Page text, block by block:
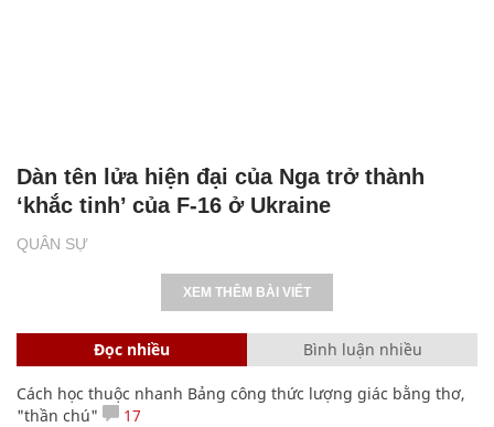
QUÂN SỰ
Dàn tên lửa hiện đại của Nga trở thành
‘khắc tinh’ của F-16 ở Ukraine
XEM THÊM BÀI VIẾT
Đọc nhiều Bình luận nhiều
Cách học thuộc nhanh Bảng công thức lượng giác bằng thơ,
"thần chú"
17